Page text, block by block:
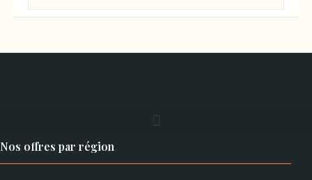
Nos offres par région